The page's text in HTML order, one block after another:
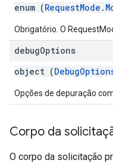
enum (
Obrigatório. O
debugOptions
object (
Opções de depuração
Corpo da
O corpo da solicitação